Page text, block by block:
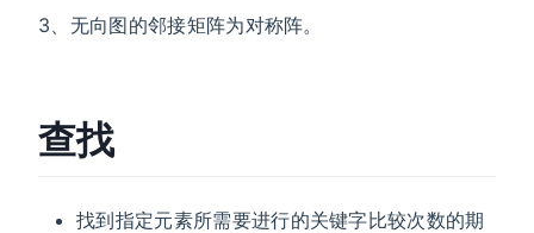
3、无向图的邻接矩阵为对称阵。
查找
找到指定元素所需要进行的关键字比较次数的期